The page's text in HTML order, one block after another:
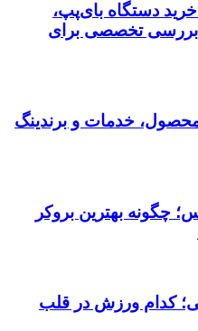
دستگاه بای‌پپ،
تخصصی برای
محصول، خدمات و برندینگ
چگونه بهترین بروکر
کدام ورزش در قلب